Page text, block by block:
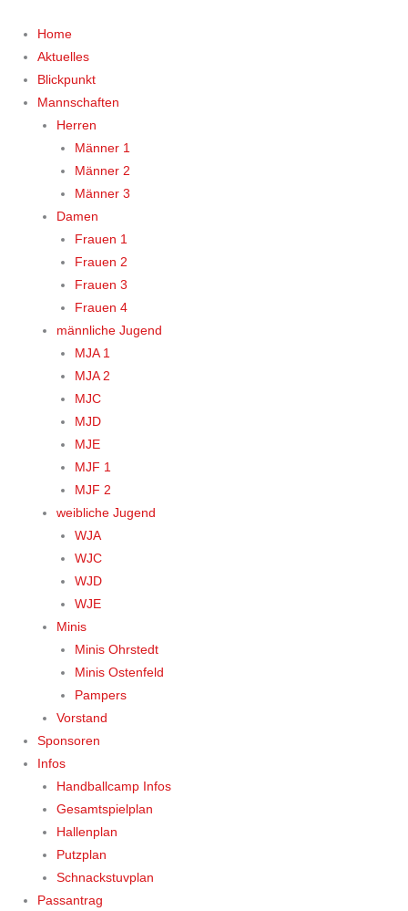
Inhalt
springen
Home
Aktuelles
Blickpunkt
Mannschaften
Herren
Männer 1
Männer 2
Männer 3
Damen
Frauen 1
Frauen 2
Frauen 3
Frauen 4
männliche Jugend
MJA 1
MJA 2
MJC
MJD
MJE
MJF 1
MJF 2
weibliche Jugend
WJA
WJC
WJD
WJE
Minis
Minis Ohrstedt
Minis Ostenfeld
Pampers
Vorstand
Sponsoren
Infos
Handballcamp Infos
Gesamtspielplan
Hallenplan
Putzplan
Schnackstuvplan
Passantrag